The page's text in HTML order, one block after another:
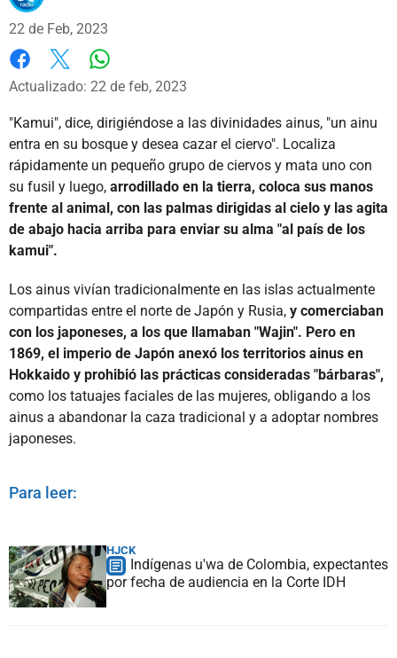
22 de Feb, 2023
Facebook
X
Actualizado: 22 de feb, 2023
"Kamui", dice, dirigiéndose a las divinidades ainus, "un ainu
entra en su bosque y desea cazar el ciervo". Localiza
rápidamente un pequeño grupo de ciervos y mata uno con
su fusil y luego, arrodillado en la tierra, coloca sus manos
frente al animal, con las palmas dirigidas al cielo y las agita
de abajo hacia arriba para enviar su alma "al país de los
kamui".
Los ainus vivían tradicionalmente en las islas actualmente
compartidas entre el norte de Japón y Rusia, y comerciaban
con los japoneses, a los que llamaban "Wajin". Pero en
1869, el imperio de Japón anexó los territorios ainus en
Hokkaido y prohibió las prácticas consideradas "bárbaras",
como los tatuajes faciales de las mujeres, obligando a los
ainus a abandonar la caza tradicional y a adoptar nombres
japoneses.
Para leer:
HJCK
Indígenas u'wa de Colombia, expectantes
por fecha de audiencia en la Corte IDH